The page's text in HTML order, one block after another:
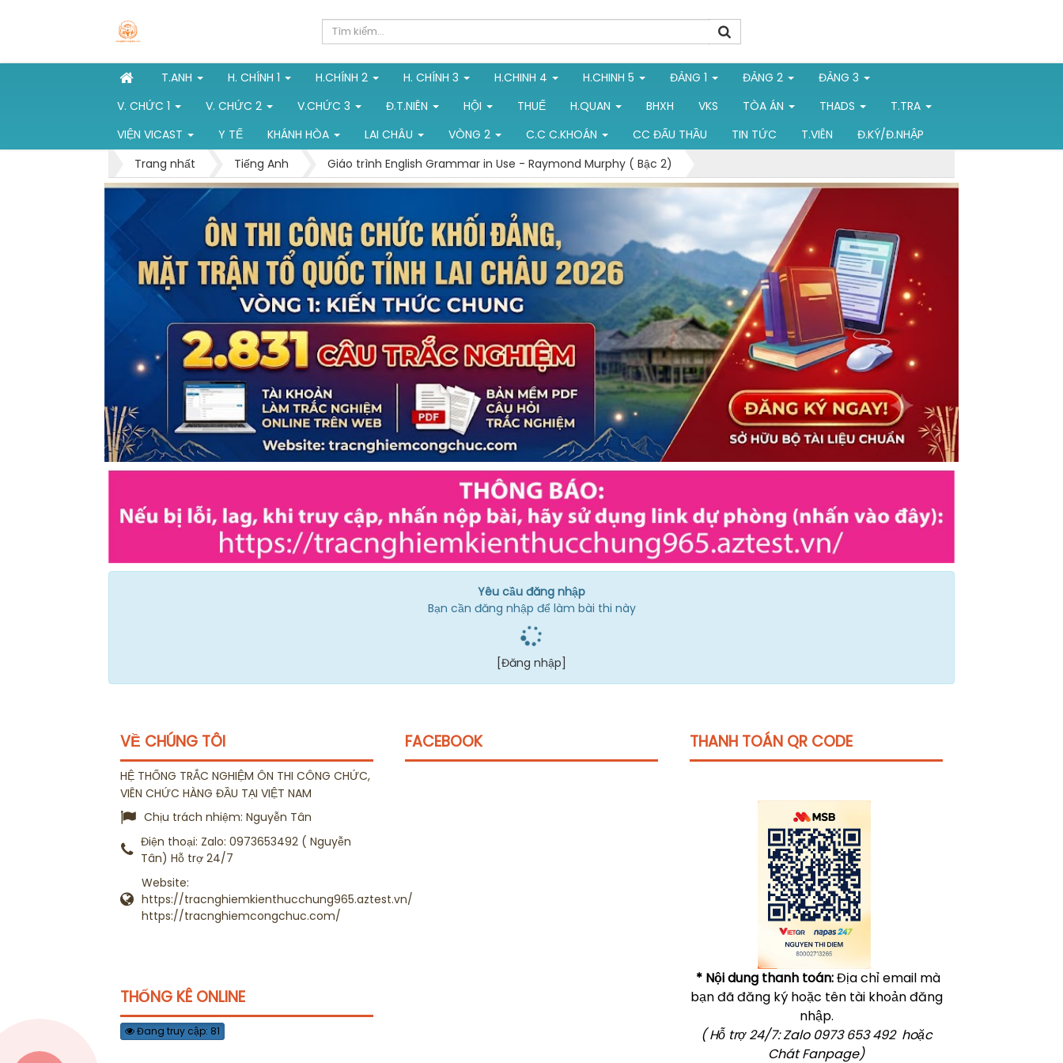
T.ANH H. CHÍNH 1 H.CHÍNH 2 H. CHÍNH 3 H.CHINH 4 H.CHINH 5 ĐẢNG 1 ĐẢNG 2
ĐẢNG 3
V. CHỨC 1
V. CHỨC 2 V.CHỨC 3 Đ.T.NIÊN HỘI THUẾ H.QUAN BHXH VKS TÒA ÁN THADS
T.TRA
VIỆN VICAST
Y TẾ KHÁNH HÒA LAI CHÂU VÒNG 2 C.C C.KHOÁN CC ĐẤU THẦU TIN TỨC T.VIÊN
Đ.KÝ/Đ.NHẬP
Trang nhất
Tiếng Anh Giáo trình English Grammar in Use - Raymond Murphy ( Bậc 2)
Yêu cầu đăng nhập
Bạn cần đăng nhập để làm bài thi này
[Đăng nhập]
VỀ CHÚNG TÔI
HỆ THỐNG TRẮC NGHIỆM ÔN THI CÔNG CHỨC,
VIÊN CHỨC HÀNG ĐẦU TẠI VIỆT NAM
Chịu trách nhiệm: Nguyễn Tân
Điện thoại: Zalo: 0973653492 ( Nguyễn
Tân) Hỗ trợ 24/7
Website:
https://tracnghiemkienthucchung965.aztest.vn/
https://tracnghiemcongchuc.com/
THỐNG KÊ ONLINE
Đang truy cập: 81
FACEBOOK THANH TOÁN QR CODE
* Nội dung thanh toán:Địa chỉ email mà
bạn đã đăng ký hoặc tên tài khoản đăng
nhập.
( Hỗ trợ 24/7: Zalo 0973 653 492 hoặc
Chát Fanpage)